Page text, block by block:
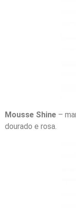
Mousse Shine –
dourado e rosa.